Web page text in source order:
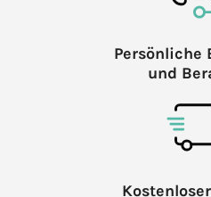
Persönliche
und